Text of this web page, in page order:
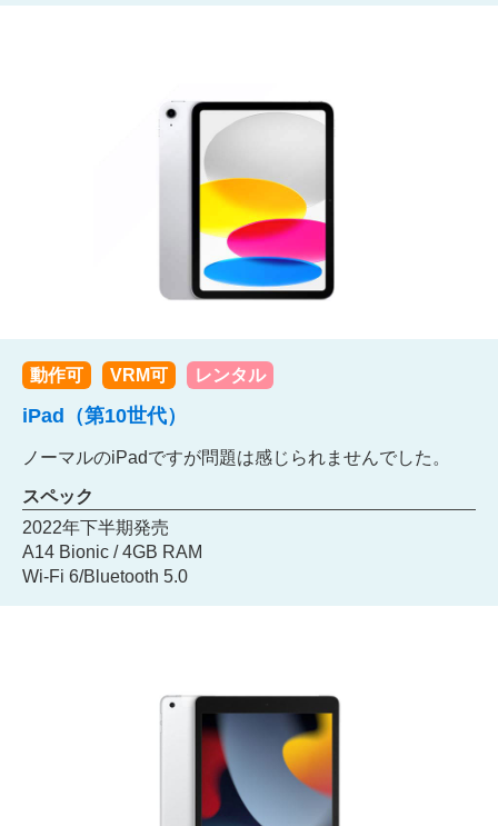
動作可 VRM可 レンタル
iPad（第10世代）
ノーマルのiPadですが問題は感じられませんでした。
スペック
2022年下半期発売
A14 Bionic / 4GB RAM
Wi-Fi 6/Bluetooth 5.0